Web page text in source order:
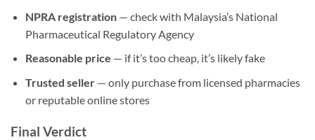
NPRA registration— check with Malaysia’s National
Pharmaceutical Regulatory Agency
Reasonable price — if it’s too cheap, it’s likely fake
Trusted seller— only purchase from licensed pharmacies
or reputable online stores
Final Verdict